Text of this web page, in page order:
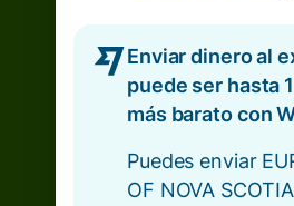
Enviar dinero al
puede ser hasta
más barato con
Puedes enviar
OF NOVA